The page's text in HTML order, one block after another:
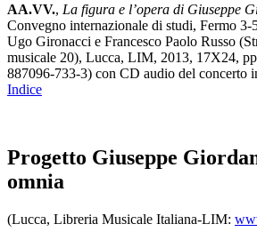
AA.VV., La figura e l’opera di Giuseppe
Convegno internazionale di studi, Fermo 3-
Ugo Gironacci e Francesco Paolo Russo
musicale 20), Lucca, LIM, 2013, 17X24,
887096-733-3) con CD audio del concerto
Indice
Progetto Giuseppe
omnia
(Lucca, Libreria Musicale Italiana-LIM: